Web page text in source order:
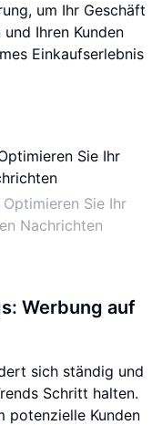
um Ihr Geschäft
Ihren Kunden
Einkaufserlebnis
Sie Ihr
Nachrichten
Werbung auf
sich ständig und
Schritt halten.
potenzielle Kunden